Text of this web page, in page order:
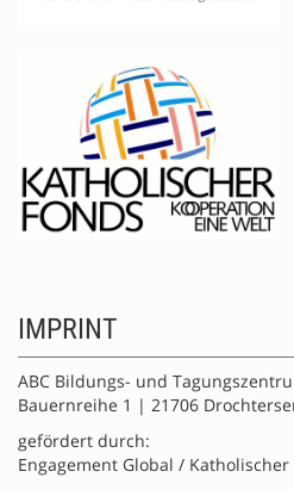
IMPRINT
ABC Bildungs- und
Bauernreihe 1 | 21706
gefördert durch:
Engagement Global /